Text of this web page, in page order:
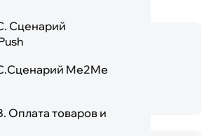
Сценарий
Push
самому себе по номеру
Сценарий
Me2Me
Оплата товаров и